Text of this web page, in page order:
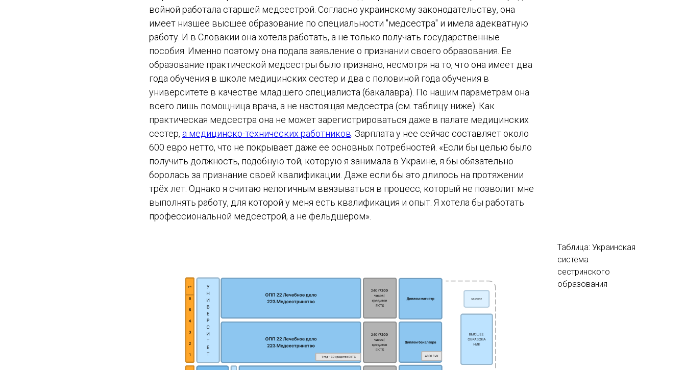
войной работала старшей медсестрой. Согласно украинскому законодательству, она
имеет низшее высшее образование по специальности "медсестра" и имела адекватную
работу. И в Словакии она хотела работать, а не только получать государственные
пособия. Именно поэтому она подала заявление о признании своего образования. Ее
образование практической медсестры было признано, несмотря на то, что она имеет два
года обучения в школе медицинских сестер и два с половиной года обучения в
университете в качестве младшего специалиста (бакалавра). По нашим параметрам она
всего лишь помощница врача, а не настоящая медсестра (см. таблицу ниже). Как
практическая медсестра она не может зарегистрироваться даже в палате медицинских
сестер, а медицинско-технических работников . Зарплата у нее сейчас составляет около
600 евро нетто, что не покрывает даже ее основных потребностей. «Если бы целью было
получить должность, подобную той, которую я занимала в Украине, я бы обязательно
боролась за признание своей квалификации. Даже если бы это длилось на протяжении
трёх лет. Однако я считаю нелогичным ввязываться в процесс, который не позволит мне
выполнять работу, для которой у меня есть квалификация и опыт. Я хотела бы работать
профессиональной медсестрой, а не фельдшером».
Таблица: Украинская
система
сестринского
образования